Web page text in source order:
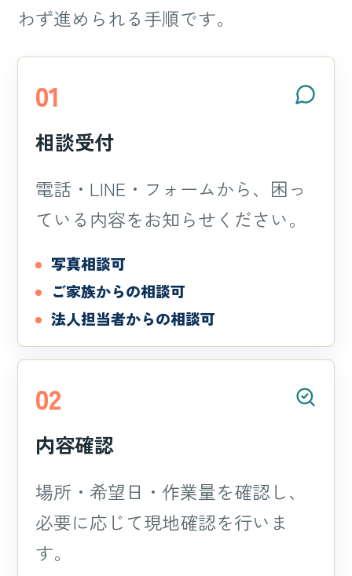
わず進められる手順です。
01
相談受付
電話・LINE・フォームから、困っ
ている内容をお知らせください。
写真相談可
ご家族からの相談可
法人担当者からの相談可
02
内容確認
場所・希望日・作業量を確認し、
必要に応じて現地確認を行いま
す。